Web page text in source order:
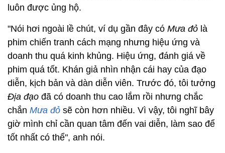
luôn được ủng hộ.
"Nói hơi ngoài lề chút, ví dụ gần đây có Mưa đỏ là
phim chiến tranh cách mạng nhưng hiệu ứng và
doanh thu quá kinh khủng. Hiệu ứng, đánh giá về
phim quá tốt. Khán giả nhìn nhận cái hay của đạo
diễn, kịch bản và dàn diễn viên. Trước đó, tôi tưởng
Địa đạo đã có doanh thu cao lắm rồi nhưng chắc
chắn Mưa đỏ sẽ còn hơn nhiều. Vì vậy, tôi nghĩ bây
giờ mình chỉ cần quan tâm đến vai diễn, làm sao để
tốt nhất có thể", anh nói.